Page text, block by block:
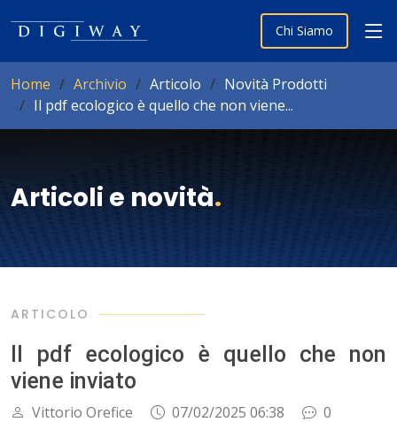
Chi Siamo
Home Archivio Articolo
Novità Prodotti
Il pdf ecologico è quello che non viene...
Articoli e novità.
ARTICOLO
Il pdf ecologico è quello che non
viene inviato
Vittorio Orefice 07/02/2025 06:38 0